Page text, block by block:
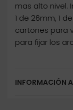
mas alto nivel.
1 de 26mm, 1
cartones para
para fijar los
INFORMACIÓN